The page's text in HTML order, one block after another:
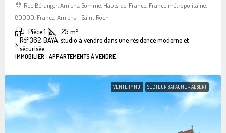
Rue Béranger, Amiens, Somme, Hauts-de-France, France métropolitaine,
80000, France, Amiens - Saint Roch
Pièce:1 25 m²
>:Réf 362-BAYA, studio à vendre dans une résidence moderne et
sécurisée.
IMMOBILIER - APPARTEMENTS À VENDRE
VENTE IMMO SECTEUR BAPAUME - ALBERT